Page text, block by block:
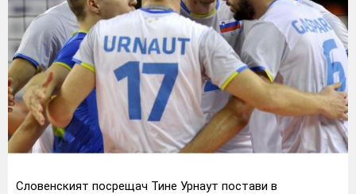
Словенският посрещач Тине Урнаут постави в